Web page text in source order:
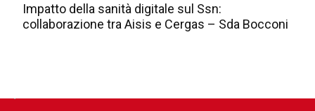
Impatto della sanità digitale sul Ssn:
collaborazione tra Aisis e Cergas – Sda Bocconi